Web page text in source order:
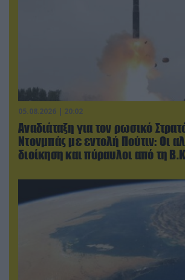
05.08.2026 | 20:02
Αναδιάταξη για τον ρωσικό
Ντονμπάς με εντολή Πούτιν: Οι
διοίκηση και πύραυλοι από τη